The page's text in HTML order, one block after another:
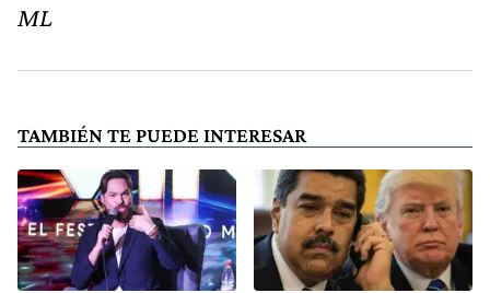
ML
TAMBIÉN TE PUEDE INTERESAR